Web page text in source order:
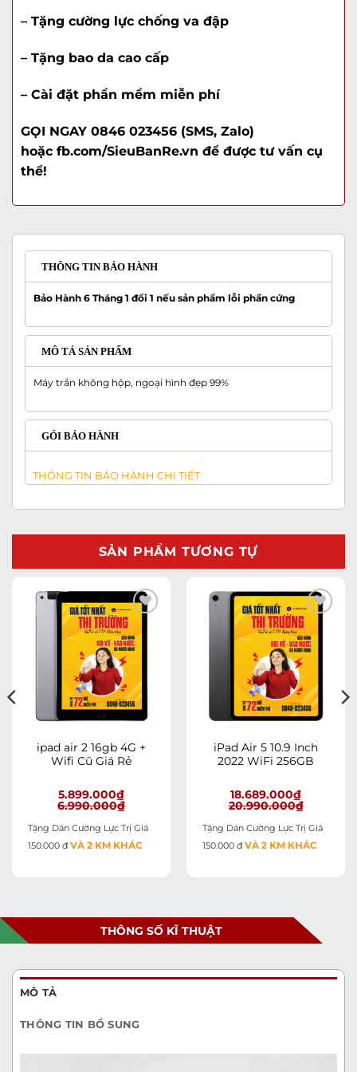
– Tặng cường lực chống va đập
– Tặng bao da cao cấp
– Cài đặt phần mềm miễn phí
GỌI NGAY 0846 023456 (SMS, Zalo)
hoặc fb.com/SieuBanRe.vn để được tư vấn cụ
thể!
THÔNG TIN BẢO HÀNH
Bảo Hành 6 Tháng 1 đổi 1 nếu sản phẩm lỗi phần cứng
MÔ TẢ SẢN PHẨM
Máy trần không hộp, ngoại hình đẹp 99%
GÓI BẢO HÀNH
THÔNG TIN BẢO HÀNH CHI TIẾT
SẢN PHẨM TƯƠNG TỰ
Add to
wishlist
ipad air 2 16gb 4G +
Wifi Cũ Giá Rẻ
5.899.000₫
6.990.000₫
Tặng Dán Cường Lực Trị Giá
150.000 đVÀ 2 KM KHÁC
Add to
wishlist
iPad Air 5 10.9 Inch
2022 WiFi 256GB
18.689.000₫
20.990.000₫
Tặng Dán Cường Lực Trị Giá
150.000 đVÀ 2 KM KHÁC
THÔNG SỐ KĨ THUẬT
MÔ TẢ
THÔNG TIN BỔ SUNG